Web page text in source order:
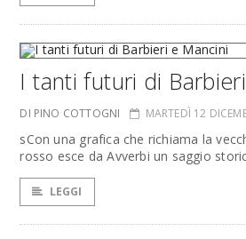
I tanti futuri di
DI PINO COTTOGNI MARTEDÌ 12
sCon una grafica che richiama la
rosso esce da Avverbi un saggio
LEGGI